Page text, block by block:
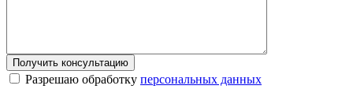
Получить консультацию
Разрешаю обработку персональных данных